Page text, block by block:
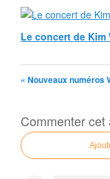
Le concert de
« Nouveaux numéros
Commenter cet